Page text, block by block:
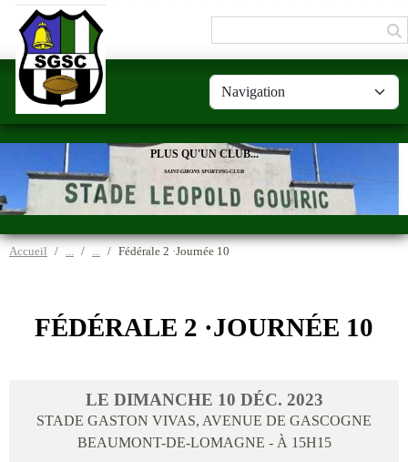
PLUS QU'UN CLUB...
SAINT-GIRONS SPORTING-CLUB
Accueil Fédérale 2 ·Journée 10
FÉDÉRALE 2 ·JOURNÉE 10
LE DIMANCHE 10 DÉC. 2023
STADE GASTON VIVAS, AVENUE DE GASCOGNE
BEAUMONT-DE-LOMAGNE - À 15H15
Panneau de gestion des cookies